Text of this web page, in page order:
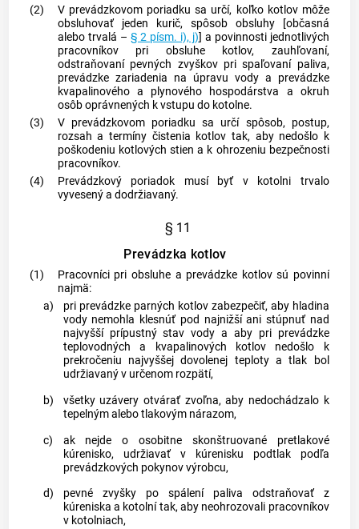
(2)
V prevádzkovom poriadku sa určí, koľko kotlov môže
obsluhovať jeden kurič, spôsob obsluhy [občasná
alebo trvalá – § 2 písm. i), j)] a povinnosti jednotlivých
pracovníkov pri obsluhe kotlov, zauhľovaní,
odstraňovaní pevných zvyškov pri spaľovaní paliva,
prevádzke zariadenia na úpravu vody a prevádzke
kvapalinového a plynového hospodárstva a okruh
osôb oprávnených k vstupu do kotolne.
(3)
V prevádzkovom poriadku sa určí spôsob, postup,
rozsah a termíny čistenia kotlov tak, aby nedošlo k
poškodeniu kotlových stien a k ohrozeniu bezpečnosti
pracovníkov.
(4)
Prevádzkový poriadok musí byť v kotolni trvalo
vyvesený a dodržiavaný.
§ 11
Prevádzka kotlov
(1)
Pracovníci pri obsluhe a prevádzke kotlov sú povinní
najmä:
a)
pri prevádzke parných kotlov zabezpečiť, aby hladina
vody nemohla klesnúť pod najnižší ani stúpnuť nad
najvyšší prípustný stav vody a aby pri prevádzke
teplovodných a kvapalinových kotlov nedošlo k
prekročeniu najvyššej dovolenej teploty a tlak bol
udržiavaný v určenom rozpätí,
b)
všetky uzávery otvárať zvoľna, aby nedochádzalo k
tepelným alebo tlakovým nárazom,
c)
ak nejde o osobitne skonštruované pretlakové
kúrenisko, udržiavať v kúrenisku podtlak podľa
prevádzkových pokynov výrobcu,
d)
pevné zvyšky po spálení paliva odstraňovať z
kúreniska a kotolní tak, aby neohrozovali pracovníkov
v kotolniach,